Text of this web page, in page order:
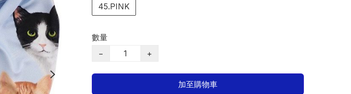
45.PINK
數量
−
+
加至購物車